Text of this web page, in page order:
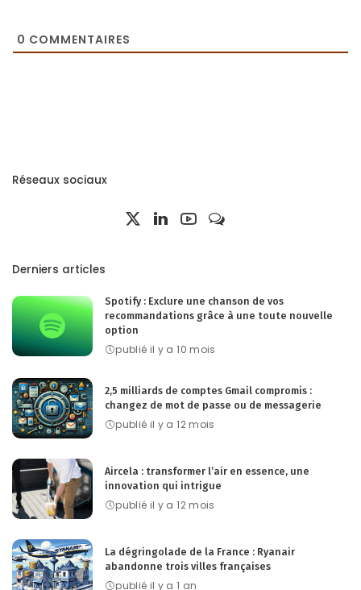
0 COMMENTAIRES
Réseaux sociaux
Derniers articles
Spotify : Exclure une chanson de vos
recommandations grâce à une toute nouvelle
option
publié il y a 10 mois
2,5 milliards de comptes Gmail compromis :
changez de mot de passe ou de messagerie
publié il y a 12 mois
Aircela : transformer l’air en essence, une
innovation qui intrigue
publié il y a 12 mois
La dégringolade de la France : Ryanair
abandonne trois villes françaises
publié il y a 1 an